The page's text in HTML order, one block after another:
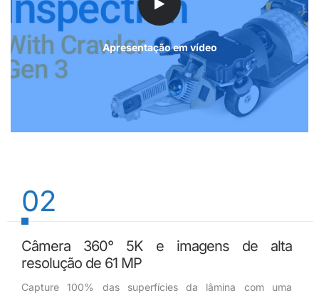
Apresentação em vídeo
02
Câmera 360° 5K e imagens de alta
resolução de 61 MP
Capture 100% das superfícies da lâmina com uma